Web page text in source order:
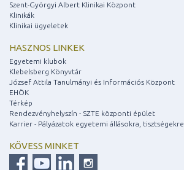
Szent-Györgyi Albert Klinikai Központ
Klinikák
Klinikai ügyeletek
HASZNOS LINKEK
Egyetemi klubok
Klebelsberg Könyvtár
József Attila Tanulmányi és Információs Központ
EHÖK
Térkép
Rendezvényhelyszín - SZTE központi épület
Karrier - Pályázatok egyetemi állásokra, tisztségekre
KÖVESS MINKET